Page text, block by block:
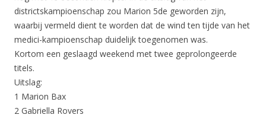
districtskampioenschap zou Marion 5de geworden zijn,
waarbij vermeld dient te worden dat de wind ten tijde van het
medici-kampioenschap duidelijk toegenomen was.
Kortom een geslaagd weekend met twee geprolongeerde
titels.
Uitslag:
1 Marion Bax
2 Gabriella Rovers